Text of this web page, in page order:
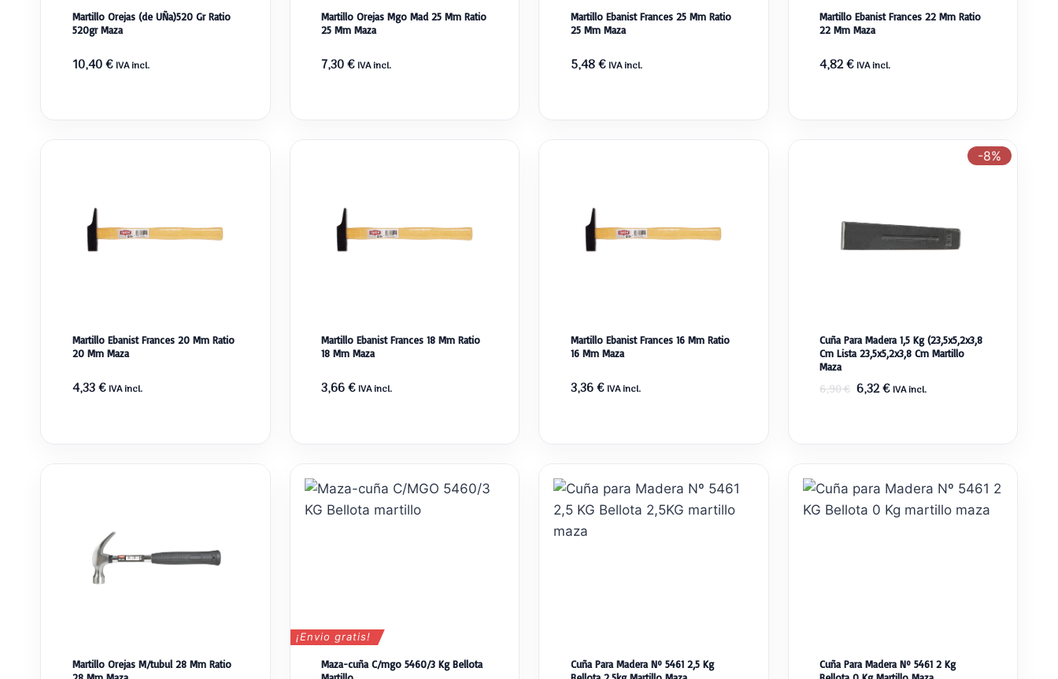
Martillo Orejas (de UÑa)520 Gr Ratio
520gr Maza
10,40€ IVA incl.
Martillo Orejas Mgo Mad 25 Mm Ratio
25 Mm Maza
7,30€ IVA incl.
Martillo Ebanist Frances 25 Mm Ratio
25 Mm Maza
5,48€ IVA incl.
Martillo Ebanist Frances 22 Mm Ratio
22 Mm Maza
4,82€ IVA incl.
Martillo Ebanist Frances 20 Mm Ratio
20 Mm Maza
4,33€ IVA incl.
Martillo Ebanist Frances 18 Mm Ratio
18 Mm Maza
3,66€ IVA incl.
Martillo Ebanist Frances 16 Mm Ratio
16 Mm Maza
3,36€ IVA incl.
-8%
Cuña Para Madera 1,5 Kg (23,5x5,2x3,8
Cm Lista 23,5x5,2x3,8 Cm Martillo
Maza
6,90€ El
era:
6,90 €.
6,32€El
es:
6,32 €.
IVA incl.
Martillo Orejas M/tubul 28 Mm Ratio
¡Envio gratis!
Maza-cuña C/mgo 5460/3 Kg Bellota
Cuña Para Madera Nº 5461 2,5 Kg
Cuña Para Madera Nº 5461 2 Kg